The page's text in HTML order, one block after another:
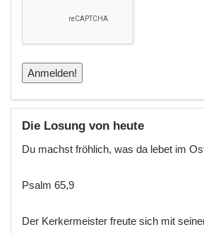
Die Losung von heute
Du machst fröhlich, was da lebet im
Psalm 65,9
Der Kerkermeister freute sich mit